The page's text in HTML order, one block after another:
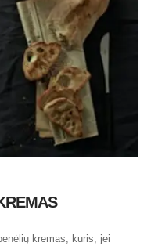
kremas, kuris, jei